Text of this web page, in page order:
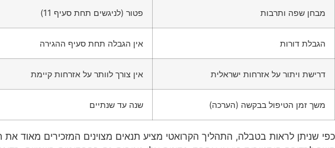
מבחן שפה ותרבות פטור (לניגשים תחת סעיף 11)
הגבלת דורות אין הגבלה תחת סעיף ההגירה
דרישת ויתור על אזרחות ישראלית אין צורך לוותר על אזרחות קיימת
משך זמן הטיפול בבקשה (הערכה) שנה עד שנתיים
כפי שניתן לראות בטבלה, התהליך הקרואטי מציע תנאים מצוינים המזכירים מאוד את